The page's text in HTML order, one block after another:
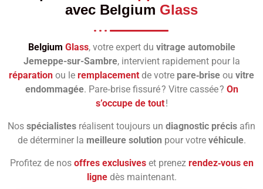
avec Belgium Glass
Belgium Glass, votre expert du vitrage automobile
Jemeppe-sur-Sambre, intervient rapidement pour la
réparation ou le remplacement de votre pare‑brise ou vitre
endommagée. Pare‑brise fissuré ? Vitre cassée ? On
s’occupe de tout!
Nos spécialistes réalisent toujours un diagnostic précis afin
de déterminer la meilleure solution pour votre véhicule.
Profitez de nos offres exclusiveset prenez rendez‑vous en
lignedès maintenant.